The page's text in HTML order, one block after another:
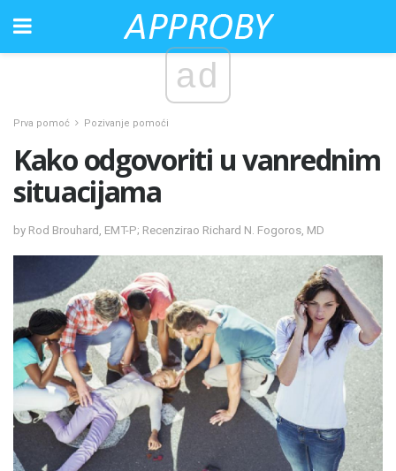
ad
Prva pomoć Pozivanje pomoći
Kako odgovoriti u vanrednim
situacijama
by Rod Brouhard, EMT-P; Recenzirao Richard N. Fogoros, MD